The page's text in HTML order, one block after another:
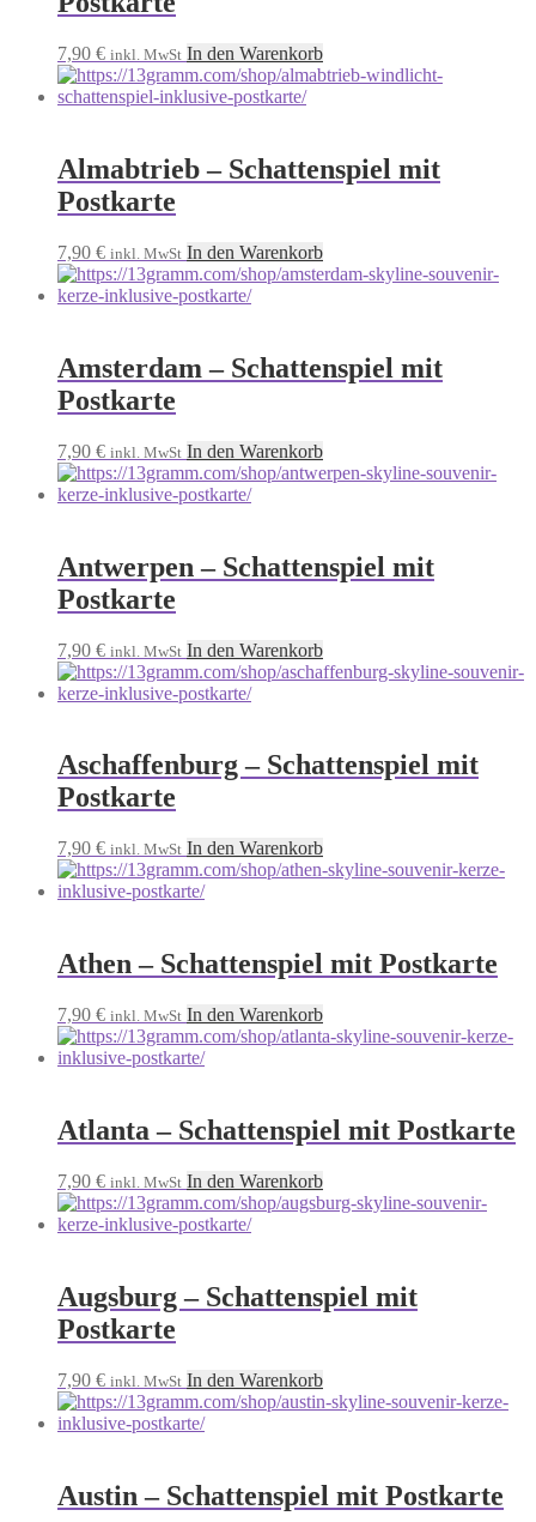
7,90 € inkl. MwSt In den Warenkorb
Almabtrieb – Schattenspiel mit
Postkarte
7,90 € inkl. MwSt In den Warenkorb
Amsterdam – Schattenspiel mit
Postkarte
7,90 € inkl. MwSt In den Warenkorb
Antwerpen – Schattenspiel mit
Postkarte
7,90 € inkl. MwSt In den Warenkorb
Aschaffenburg – Schattenspiel mit
Postkarte
7,90 € inkl. MwSt In den Warenkorb
Athen – Schattenspiel mit Postkarte
7,90 € inkl. MwSt In den Warenkorb
Atlanta – Schattenspiel mit Postkarte
7,90 € inkl. MwSt In den Warenkorb
Augsburg – Schattenspiel mit
Postkarte
7,90 € inkl. MwSt In den Warenkorb
Austin – Schattenspiel mit Postkarte